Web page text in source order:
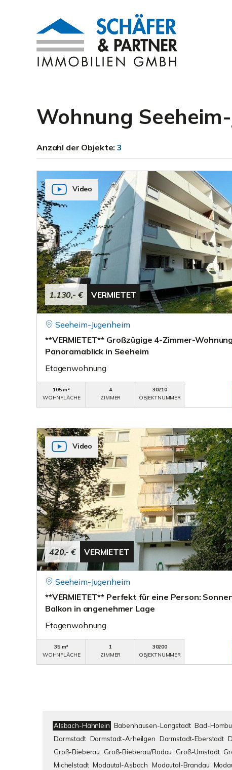
Wohnung
Anzahl der Objekte:3
1.130,- € VERMIETET
Video
Seeheim-Jugenheim
**VERMIETET** Großzügige 4-Zimmer-
Panoramablick in Seeheim
Etagenwohnung
105 m²
WOHNFLÄCHE
4
ZIMMER
30210
OBJEKTNUMMER
420,- € VERMIETET
Video
Seeheim-Jugenheim
**VERMIETET** Perfekt für eine Person:
Balkon in angenehmer Lage
Etagenwohnung
35 m²
WOHNFLÄCHE
1
ZIMMER
30200
OBJEKTNUMMER
Alsbach-Hähnlein Babenhausen-Langstadt Bad-
Darmstadt Darmstadt-Arheilgen Darmstadt-Eberstadt
Groß-Bieberau
Groß-Bieberau/Rodau Groß-Umstadt
Michelstadt Modautal-Asbach Modautal-Brandau